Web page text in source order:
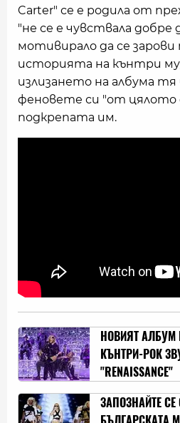
Carter" се е родила от
"не се е чувствала добре
мотивирало да се зарови
историята на кънтри
излизането на албума тя
феновете си "от цялото
подкрепата им.
НОВИЯТ
КЪНТРИ-РОК
"RENAISSANCE"
ЗАПОЗНАЙТЕ СЕ